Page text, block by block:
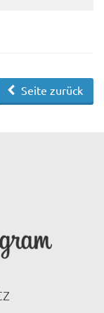
Seite zurück